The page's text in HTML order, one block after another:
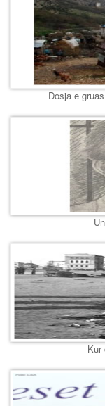
Dosja e
Kur